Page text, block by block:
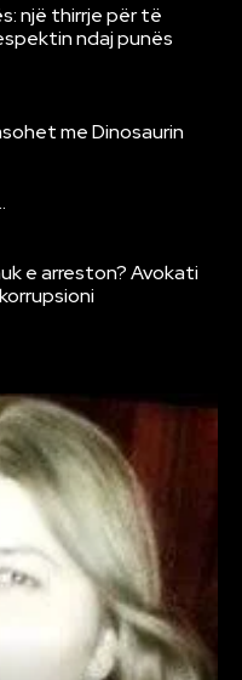
një thirrje për të
ndaj punës
me Dinosaurin
e arreston? Avokati